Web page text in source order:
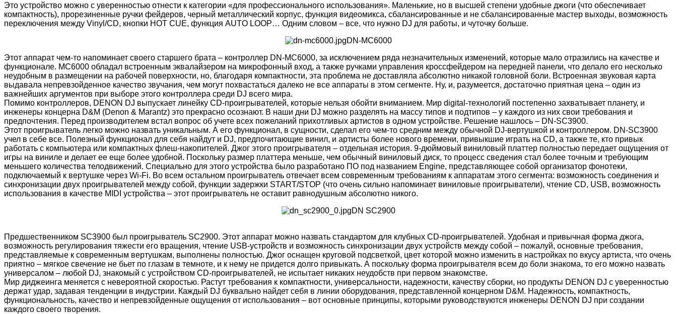
Это устройство можно с уверенностью отнести к категории «для профессионального использования». Маленькие, но в высшей степени удобные джоги (что обеспечивает
компактность), прорезиненные ручки фейдеров, черный металлический корпус, функция видеомикса, сбалансированные и не сбалансированные мастер выходы, возможность
переключения между Vinyl/CD, кнопки HOT CUE, функция AUTO LOOP… Одним словом – все, что нужно DJ для работы, и чуточку больше.
DN-MC6000
Этот аппарат чем-то напоминает своего старшего брата – контроллер DN-MC6000, за исключением ряда незначительных изменений, которые мало отразились на качестве и
функционале. MC6000 обладал встроенным эквалайзером на микрофонный вход, а также ручками управления кроссфейдером на передней панели, что делало его несколько
неудобным в размещении на рабочей поверхности, но, благодаря компактности, эта проблема не доставляла абсолютно никакой головной боли. Встроенная звуковая карта
выдавала непревзойденное качество звучания, чем могут похвастаться далеко не все аппараты в этом сегменте. Ну, и, разумеется, достаточно приятная цена – один из
важнейших аргументов при выборе этого контроллера среди DJ всего мира.
Помимо контроллеров, DENON DJ выпускает линейку CD-проигрывателей, которые нельзя обойти вниманием. Мир digital-технологий постепенно захватывает планету, и
инженеры концерна D&M (Denon & Marantz) это прекрасно осознают. В наши дни DJ можно разделять на массу типов и подтипов – у каждого из них свои требования и
предпочтения. Перед производителем встал вопрос об учете всех пожеланий прихотливых артистов в одном устройстве. Решение нашлось – DN-SC3900.
Этот проигрыватель легко можно назвать уникальным. А его функционал, в сущности, сделал его чем-то средним между обычной DJ-вертушкой и контроллером. DN-SC3900
учел в себе все. Полезный функционал для себя найдут и DJ, предпочитающие винил, и артисты более нового времени, привыкшие играть на CD, а также те, кто привык
работать с компьютера или компактных флеш-накопителей. Джог этого проигрывателя – отдельная история. 9-дюймовый виниловый платтер полностью передает ощущения от
игры на виниле и делает ее еще более удобной. Поскольку размер платтера меньше, чем обычный виниловый диск, то процесс сведения стал более точным и требующим
меньшего количества телодвижений. Специально для этого устройства было разработано ПО под названием Engine, представляющее собой организатор фонотеки,
подключаемый к вертушке через Wi-Fi. Во всем остальном проигрыватель отвечает всем современным требованиям к аппаратам этого сегмента: возможность соединения и
синхронизации двух проигрывателей между собой, функции задержки START/STOP (что очень сильно напоминает виниловые проигрыватели), чтение CD, USB, возможность
использования в качестве MIDI устройства – этот проигрыватель не оставит равнодушным абсолютно никого.
DN SC2900
Предшественником SC3900 был проигрыватель SC2900. Этот аппарат можно назвать стандартом для клубных CD-проигрывателей. Удобная и привычная форма джога,
возможность регулирования тяжести его вращения, чтение USB-устройств и возможность синхронизации двух устройств между собой – пожалуй, основные требования,
представляемые к современным вертушкам, выполнены полностью. Джог оснащен круговой подсветкой, цвет которой можно изменить в настройках по вкусу артиста, что очень
приятно – мягкое свечение не бьет по глазам в темноте, и к нему не придется долго привыкать. А поскольку форма проигрывателя всем до боли знакома, то его можно назвать
универсалом – любой DJ, знакомый с устройством CD-проигрывателей, не испытает никаких неудобств при первом знакомстве.
Мир диджеинга меняется с невероятной скоростью. Растут требования к компактности, универсальности, надежности, качеству сборки, но продукты DENON DJ с уверенностью
держат удар, задавая тенденции в индустрии. Каждый DJ буквально найдет себя в линии оборудования, представленной концерном D&M. Надежность, компактность,
функциональность, качество и непревзойденные ощущения от использования – вот основные принципы, которыми руководствуются инженеры DENON DJ при создании
каждого своего творения.